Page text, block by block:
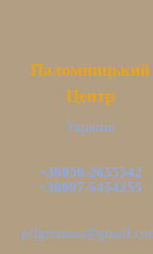
Паломницький
Центр
Україна
+38050-2655542
+38097-5454255